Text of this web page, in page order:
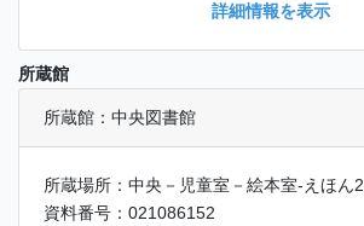
詳細情報を表示
所蔵館
所蔵館：中央図書館
所蔵場所：中央－児童室－絵本室-えほん2
資料番号：021086152